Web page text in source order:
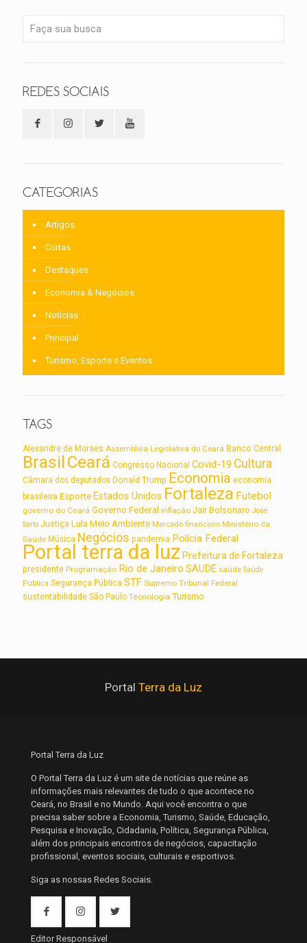
REDES SOCIAIS
CATEGORIAS
Artigos
Curtas
Destaques
Economia & Negócios
Notícias
Principal
Turismo, Esporte e Eventos
TAGS
Alexandre de Moraes Assembleia Legislativa do Ceará Banco Central
BrasilCeará Congresso Nacional Covid-19 Cultura
Câmara dos deputados Donald Trump Economia economia
brasileira Esporte Estados Unidos Fortaleza Futebol
governo do Ceará Governo Federal inflação Jair Bolsonaro José
Sarto Justiça Lula Meio Ambiente Mercado financeiro Ministério da
Saúde Música Negócios pandemia Polícia Federal
Portal terra da luzPrefeitura de Fortaleza
presidente Programação Rio de Janeiro SAUDE saúde Saúde
Pública Segurança Pública STF Supremo Tribunal Federal
sustentabilidade São Paulo Tecnologia Turismo
Portal Terra da Luz
Portal Terra da Luz
O Portal Terra da Luz é um site de notícias que reúne as
informações mais relevantes de tudo o que acontece no
Ceará, no Brasil e no Mundo. Aqui você encontra o que
precisa saber sobre a Economia, Turismo, Saúde, Educação,
Pesquisa e Inovação, Cidadania, Política, Segurança Pública,
além dos principais encontros de negócios, capacitação
profissional, eventos sociais, culturais e esportivos.
Siga as nossas Redes Sociais.
Editor Responsável